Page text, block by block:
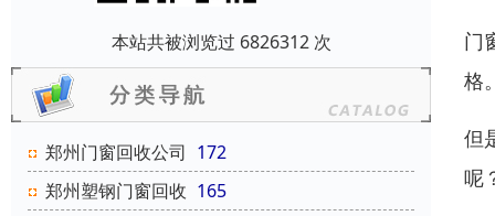
本站共被浏览过 6826312 次
郑州门窗回收公司 172
郑州塑钢门窗回收 165
门
格
但
呢